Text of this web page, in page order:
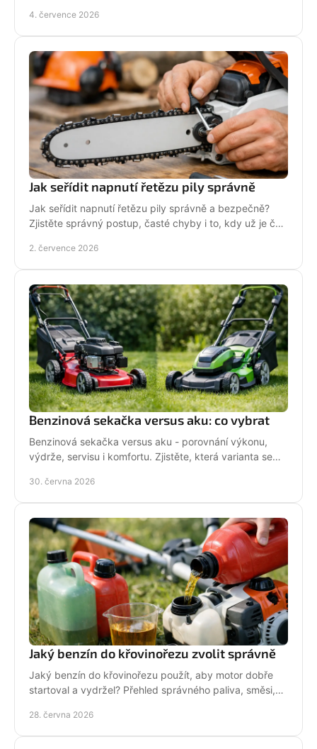
4. července 2026
Jak seřídit napnutí řetězu pily správně
Jak seřídit napnutí řetězu pily správně a bezpečně?
Zjistěte správný postup, časté chyby i to, kdy už je čas
2. července 2026
Benzinová sekačka versus aku: co vybrat
Benzinová sekačka versus aku - porovnání výkonu,
výdrže, servisu i komfortu. Zjistěte, která varianta se
30. června 2026
Jaký benzín do křovinořezu zvolit správně
Jaký benzín do křovinořezu použít, aby motor dobře
startoval a vydržel? Přehled správného paliva, směsi,
28. června 2026